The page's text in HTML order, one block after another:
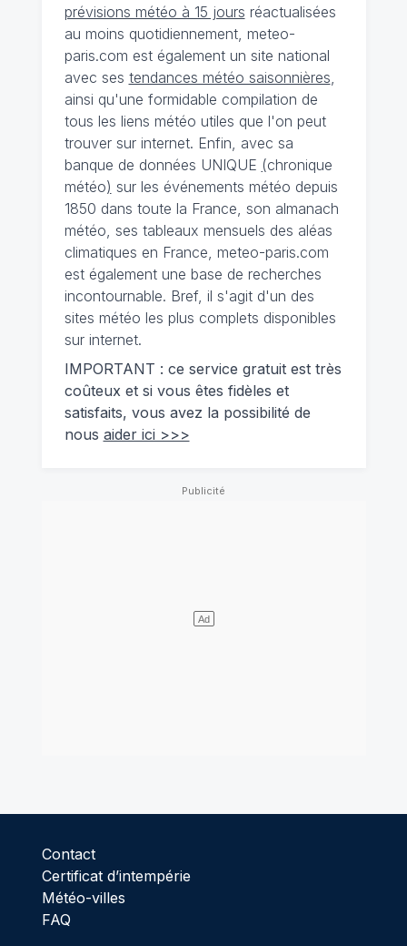
prévisions météo à 15 jours réactualisées
au moins quotidiennement, meteo-
paris.com est également un site national
avec ses tendances météo saisonnières
ainsi qu'une formidable compilation de
tous les liens météo utiles que l'on peut
trouver sur internet. Enfin, avec sa
banque de données UNIQUE (chronique
météo) sur les événements météo depuis
1850 dans toute la France, son almanach
météo, ses tableaux mensuels des aléas
climatiques en France, meteo-paris.com
est également une base de recherches
incontournable. Bref, il s'agit d'un des
sites météo les plus complets disponibles
sur internet.
IMPORTANT : ce service gratuit est très
coûteux et si vous êtes fidèles et
satisfaits, vous avez la possibilité de
nous aider ici >>>
Contact
Certificat d’intempérie
Météo-villes
FAQ